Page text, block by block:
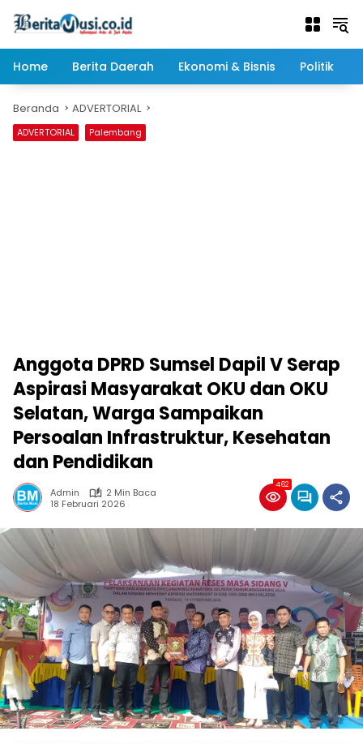
Home
Berita Daerah Ekonomi & Bisnis Politik
Beranda ADVERTORIAL
ADVERTORIAL Palembang
Anggota DPRD Sumsel Dapil V Serap
Aspirasi Masyarakat OKU dan OKU
Selatan, Warga Sampaikan
Persoalan Infrastruktur, Kesehatan
dan Pendidikan
Admin
2 Min Baca
18 Februari 2026
462